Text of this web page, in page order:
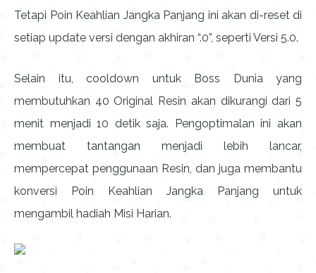
Tetapi Poin Keahlian Jangka Panjang ini akan di-reset di
setiap update versi dengan akhiran “.0”, seperti Versi 5.0.
Selain itu, cooldown untuk Boss Dunia yang
membutuhkan 40 Original Resin akan dikurangi dari 5
menit menjadi 10 detik saja. Pengoptimalan ini akan
membuat tantangan menjadi lebih lancar,
mempercepat penggunaan Resin, dan juga membantu
konversi Poin Keahlian Jangka Panjang untuk
mengambil hadiah Misi Harian.